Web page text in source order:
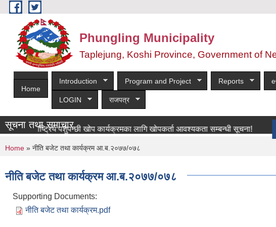
Skip to main content
Phungling Municipality
Taplejung, Koshi Province, Government of
Home
Introduction Program and Project Reports
LOGIN राजपत्र
सूचना तथा समाचार
राष्ट्रिय पशुपन्छी खोप कार्यक्रमका लागि खोपकर्ता आवश्यकता सम्बन्धी सूचना!
You are here
Home » नीति बजेट तथा कार्यक्रम आ.ब.२०७७/०७८
नीति बजेट तथा कार्यक्रम आ.ब.२०७७/०७८
Supporting Documents:
नीति बजेट तथा कार्यक्रम.pdf